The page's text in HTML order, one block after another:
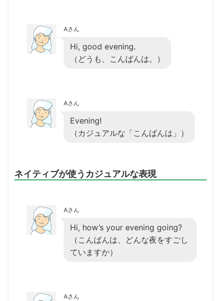
Aさん
Hi, good evening.
（どうも、こんばんは。）
Aさん
Evening!
（カジュアルな「こんばんは」）
ネイティブが使うカジュアルな表現
Aさん
Hi, how’s your evening going?
（こんばんは、どんな夜をすごし
ていますか）
Aさん